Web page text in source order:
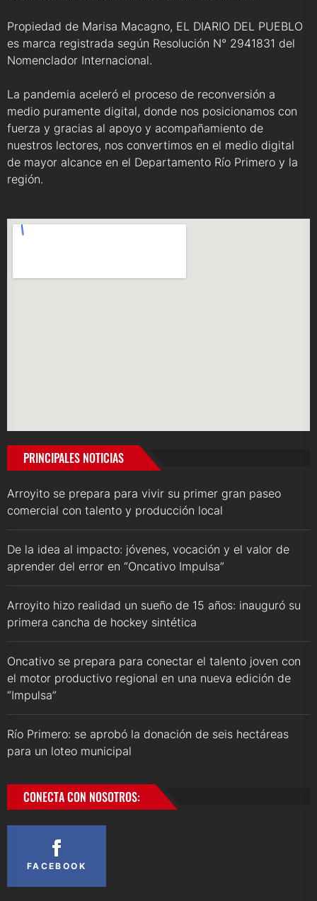
Propiedad de Marisa Macagno, EL DIARIO DEL PUEBLO
es marca registrada según Resolución N° 2941831 del
Nomenclador Internacional.
La pandemia aceleró el proceso de reconversión a
medio puramente digital, donde nos posicionamos con
fuerza y gracias al apoyo y acompañamiento de
nuestros lectores, nos convertimos en el medio digital
de mayor alcance en el Departamento Río Primero y la
región.
PRINCIPALES NOTICIAS
Arroyito se prepara para vivir su primer gran paseo
comercial con talento y producción local
De la idea al impacto: jóvenes, vocación y el valor de
aprender del error en “Oncativo Impulsa”
Arroyito hizo realidad un sueño de 15 años: inauguró su
primera cancha de hockey sintética
Oncativo se prepara para conectar el talento joven con
el motor productivo regional en una nueva edición de
“Impulsa”
Río Primero: se aprobó la donación de seis hectáreas
para un loteo municipal
CONECTA CON NOSOTROS:
FACEBOOK